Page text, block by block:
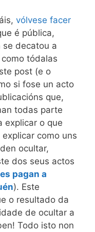
vólvese facer
é pública,
se decatou a
tódalas
post (e o
si fose un acto
que,
todas parte
explicar o que
como uns
ocultar,
dos seus actos
pagan a
). Este
o resultado da
de ocultar a
Todo isto non